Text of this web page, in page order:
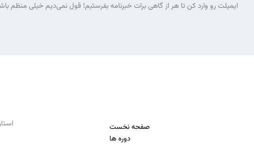
ایمیلت رو وارد کن تا هر از گاهی برات خبرنامه بفرستیم! قول نمی‌دیم خیلی منظم
صفحه نخست
دوره ها
استان